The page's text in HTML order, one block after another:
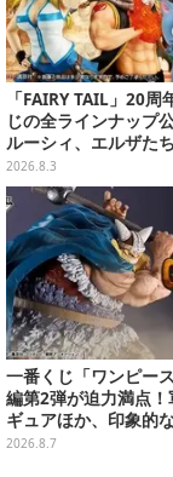
「FAIRY TAIL」20周
じの全ラインナップ
ルーシィ、エルザた
ASTERLISEで初登場
2026.8.3
一番くじ「ワンピー
編第2弾が迫力満点！
ギュアほか、印象的
む“手配書”ポスターな
2026.8.7